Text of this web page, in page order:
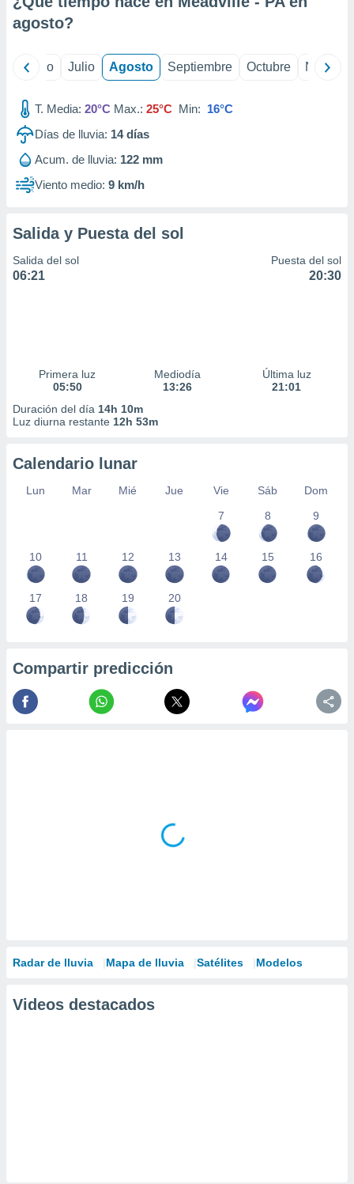
e
publicidad
publicidad
de
agosto?
Junio Julio Agosto Septiembre Octubre
T. Media: 20°C Max.: 25°C Min: 16°C
Días de lluvia: 14días
Acum. de lluvia: 122 mm
Viento medio: 9 km/h
Salida y Puesta del sol
Salida del sol
06:21
Puesta del sol
20:30
Primera luz
05:50
Mediodía
13:26
Última luz
21:01
Duración del día 14h 10m
Luz diurna restante 12h 53m
Calendario lunar
Lun Mar Mié Jue Vie Sáb
Dom
7
8 9
10 11 12 13 14 15 16
17 18 19 20
Compartir predicción
Radar de lluvia Mapa de lluvia Satélites Modelos
Videos destacados